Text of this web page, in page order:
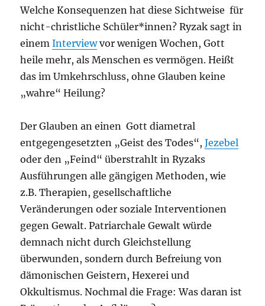
Welche Konsequenzen hat diese Sichtweise für
nicht-christliche Schüler*innen? Ryzak sagt in
einemInterviewvor wenigen Wochen, Gott
heile mehr, als Menschen es vermögen. Heißt
das im Umkehrschluss, ohne Glauben keine
„wahre“ Heilung?
Der Glauben an einen Gott diametral
entgegengesetzten „Geist des Todes“,Jezebel
oder den „Feind“ überstrahlt in Ryzaks
Ausführungen alle gängigen Methoden, wie
z.B. Therapien, gesellschaftliche
Veränderungen oder soziale Interventionen
gegen Gewalt. Patriarchale Gewalt würde
demnach nicht durch Gleichstellung
überwunden, sondern durch Befreiung von
dämonischen Geistern, Hexerei und
Okkultismus. Nochmal die Frage: Was daran ist